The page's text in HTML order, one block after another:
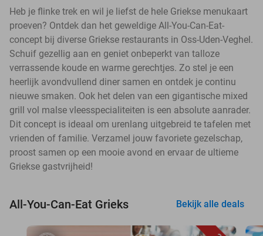
Heb je flinke trek en wil je liefst de hele Griekse menukaart
proeven? Ontdek dan het geweldige All-You-Can-Eat-
concept bij diverse Griekse restaurants in Oss-Uden-Veghel.
Schuif gezellig aan en geniet onbeperkt van talloze
verrassende koude en warme gerechtjes. Zo stel je een
heerlijk avondvullend diner samen en ontdek je continu
nieuwe smaken. Ook het delen van een gigantische mixed
grill vol malse vleesspecialiteiten is een absolute aanrader.
Dit concept is ideaal om urenlang uitgebreid te tafelen met
vrienden of familie. Verzamel jouw favoriete gezelschap,
proost samen op een mooie avond en ervaar de ultieme
Griekse gastvrijheid!
All-You-Can-Eat Grieks Bekijk alle deals